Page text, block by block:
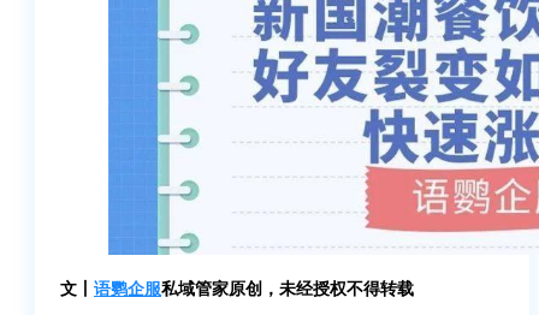
文丨 语鹦企服私域管家原创，未经授权不得转载